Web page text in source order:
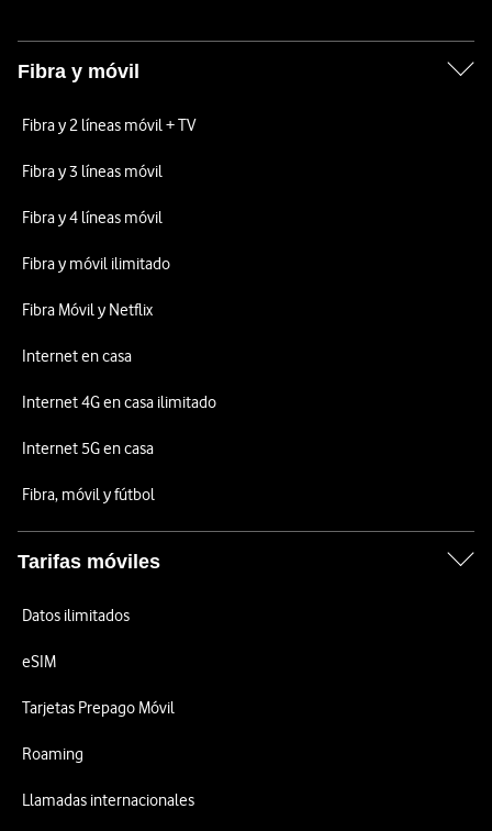
Fibra y móvil
Fibra y 2 líneas móvil + TV
Fibra y 3 líneas móvil
Fibra y 4 líneas móvil
Fibra y móvil ilimitado
Fibra Móvil y Netflix
Internet en casa
Internet 4G en casa ilimitado
Internet 5G en casa
Fibra, móvil y fútbol
Tarifas móviles
Datos ilimitados
eSIM
Tarjetas Prepago Móvil
Roaming
Llamadas internacionales